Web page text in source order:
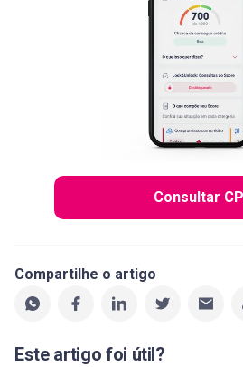
Consultar
Compartilhe o artigo
Este artigo foi útil?